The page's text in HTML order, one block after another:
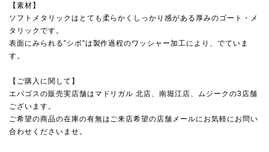
【素材】
ソフトメタリックはとても柔らかくしっかり感がある厚みのゴート・メ
タリックです。
表面にみられる”シボ”は製作過程のワッシャー加工により、でていま
す。
【ご購入に関して】
エバゴスの販売実店舗は マドリガル 北店、南堀江店、ムジーク の3店舗
ございます。
ご希望の商品の在庫の有無はご来店希望の店舗メールにお気軽にお問い
合わせくださいませ。